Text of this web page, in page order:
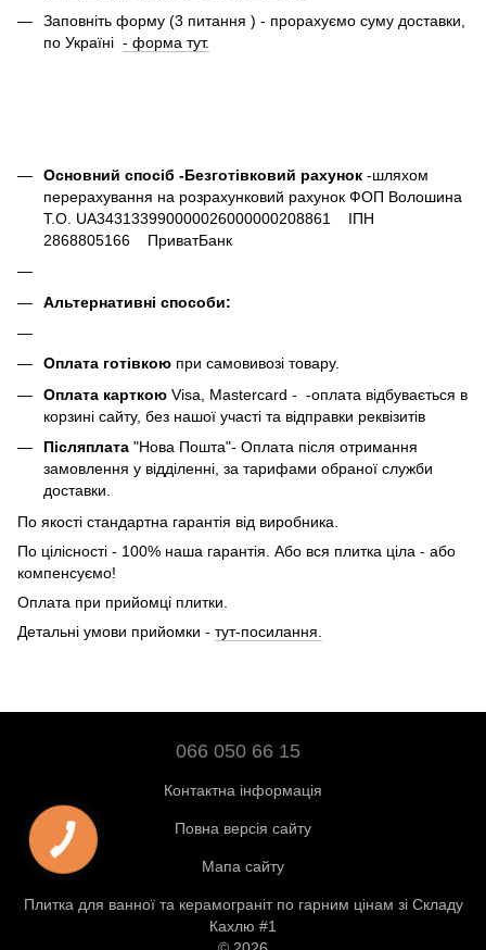
Заповніть форму (3 питання ) - прорахуємо суму доставки,
по Україні - форма тут.
Основний спосіб -Безготівковий рахунок -шляхом
перерахування на розрахунковий рахунок ФОП Волошина
Т.О. UA343133990000026000000208861 ІПН
2868805166 ПриватБанк
Альтернативні способи:
Оплата готівкою при самовивозі товару.
Оплата карткою Visa, Mastercard - -оплата відбувається в
корзині сайту, без нашої участі та відправки реквізитів
Післяплата "Нова Пошта"- Оплата після отримання
замовлення у відділенні, за тарифами обраної служби
доставки.
По якості стандартна гарантія від виробника.
По цілісності - 100% наша гарантія. Або вся плитка ціла - або
компенсуємо!
Оплата при прийомці плитки.
Детальні умови прийомки - тут-посилання.
066 050 66 15
Контактна інформація
Повна версія сайту
Мапа сайту
Плитка для ванної та керамограніт по гарним цінам зі Складу
Кахлю #1